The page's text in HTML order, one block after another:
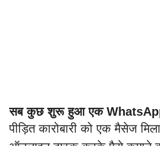
सब कुछ शुरू हुआ एक
पीड़ित कारोबारी को एक मैसेज